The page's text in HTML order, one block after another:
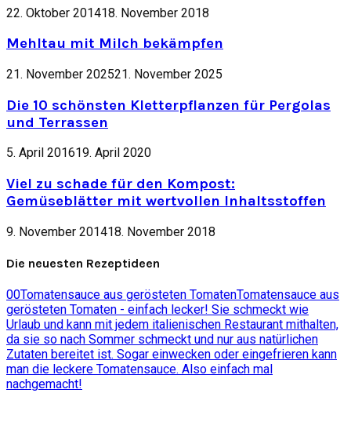
22. Oktober 201418. November 2018
Mehltau mit Milch bekämpfen
21. November 202521. November 2025
Die 10 schönsten Kletterpflanzen für Pergolas
und Terrassen
5. April 201619. April 2020
Viel zu schade für den Kompost:
Gemüseblätter mit wertvollen Inhaltsstoffen
9. November 201418. November 2018
Die neuesten Rezeptideen
00Tomatensauce aus gerösteten TomatenTomatensauce aus
gerösteten Tomaten - einfach lecker! Sie schmeckt wie
Urlaub und kann mit jedem italienischen Restaurant mithalten,
da sie so nach Sommer schmeckt und nur aus natürlichen
Zutaten bereitet ist. Sogar einwecken oder eingefrieren kann
man die leckere Tomatensauce. Also einfach mal
nachgemacht!